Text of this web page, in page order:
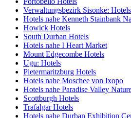
Verwaltungsbezirk Sisonke: Hotels
Hotels nahe Kenneth Stainbank
Howick Hotels
South Durban Hotels
Hotels nahe I Heart Market
Mount Edgecombe Hotels
Ugu: Hotels
Pietermaritzburg Hotels
Hotels nahe Moschee von Ixopo
Hotels nahe Paradise Valley
Scottburgh Hotels
Trafalgar Hotels
Hotels nahe Durban Exhibition